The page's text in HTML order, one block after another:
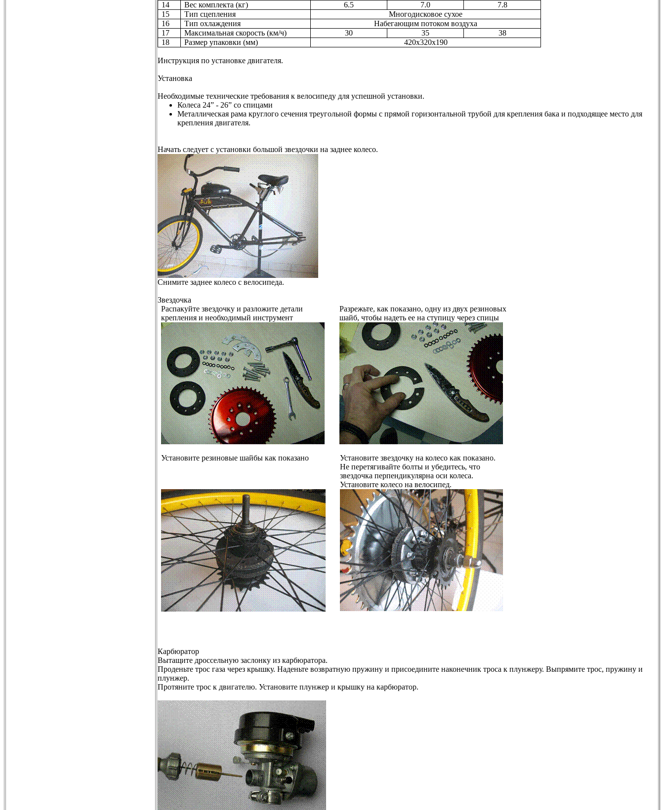
14
Вес комплекта (кг) 6.5 7.0
7.8
15
Тип сцепления
Многодисковое сухое
16
Тип охлаждения
Набегающим потоком воздуха
17
Максимальная скорость (км/ч) 30 35
38
18
Размер упаковки (мм) 420х320х190
Инструкция по установке двигателя.
Установка
Необходимые технические требования к велосипеду для успешной установки.
Колеса 24” - 26” со спицами
Металлическая рама круглого сечения треугольной формы с прямой горизонтальной трубой для крепления бака и подходящее место для
крепления двигателя.
Начать следует с установки большой звездочки на заднее колесо.
Снимите заднее колесо с велосипеда.
Звездочка
Распакуйте звездочку и разложите детали
крепления и необходимый инструмент
Разрежьте, как показано, одну из двух резиновых
шайб, чтобы надеть ее на ступицу через спицы
Установите резиновые шайбы как показано
Установите звездочку на колесо как показано.
Не перетягивайте болты и убедитесь, что
звездочка перпендикулярна оси колеса.
Установите колесо на велосипед.
Карбюратор
Вытащите дроссельную заслонку из карбюратора.
Проденьте трос газа через крышку. Наденьте возвратную пружину и присоедините наконечник троса к плунжеру. Выпрямите трос, пружину и
плунжер.
Протяните трос к двигателю. Установите плунжер и крышку на карбюратор.